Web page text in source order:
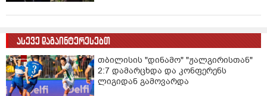
ასევე დაგაინტერესებთ
თბილისის "დინამო" "ჟალგირისთან"
2:7 დამარცხდა და კონფერენს
ლიგიდან გამოვარდა